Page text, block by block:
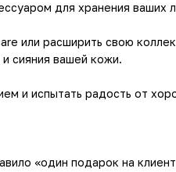
для хранения ваших
или расширить свою
сияния вашей кожи.
и испытать радость от
«один подарок на